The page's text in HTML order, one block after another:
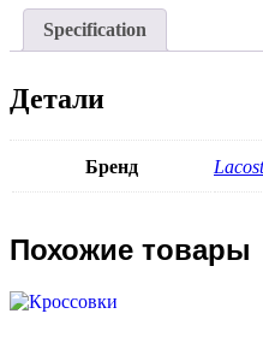
Specification
Детали
Бренд
Похожие товары